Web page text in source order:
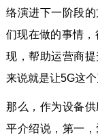
络演进下一阶段
们现在做的事情
现，帮助运营商
来说就是让5G这
那么，作为设备
平介绍说，第一